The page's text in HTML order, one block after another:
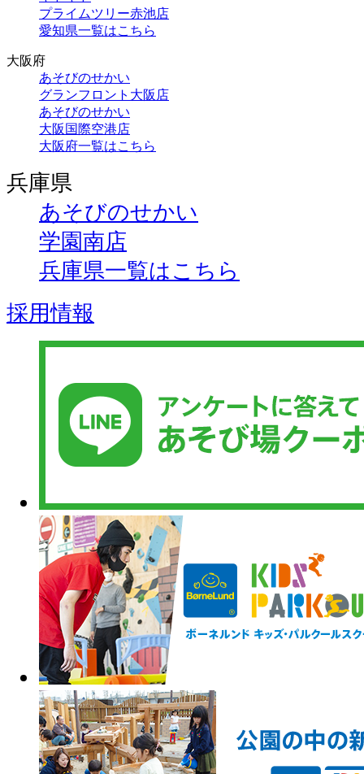
プライムツリー赤池店
愛知県一覧はこちら
大阪府
あそびのせかい
グランフロント大阪店
あそびのせかい
大阪国際空港店
大阪府一覧はこちら
兵庫県
あそびのせかい
学園南店
兵庫県一覧はこちら
採用情報